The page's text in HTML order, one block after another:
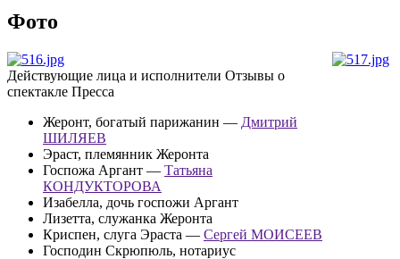
Фото
Действующие лица и исполнители Отзывы о
спектакле Пресса
Жеронт, богатый парижанин — Дмитрий
ШИЛЯЕВ
Эраст, племянник Жеронта
Госпожа Аргант — Татьяна
КОНДУКТОРОВА
Изабелла, дочь госпожи Аргант
Лизетта, служанка Жеронта
Криспен, слуга Эраста — Сергей МОИСЕЕВ
Господин Скрюпюль, нотариус